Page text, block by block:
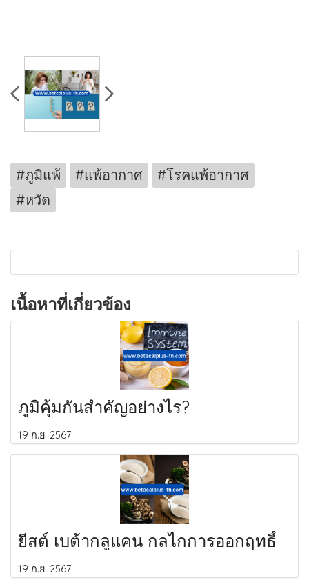
#ภูมิแพ้ #แพ้อากาศ
#โรคแพ้อากาศ
#หวัด
เนื้อหาที่เกี่ยวข้อง
ภูมิคุ้มกันสำคัญอย่างไร?
19 ก.ย. 2567
ยีสต์ เบต้ากลูแคน กลไกการออกฤทธิ์
19 ก.ย. 2567